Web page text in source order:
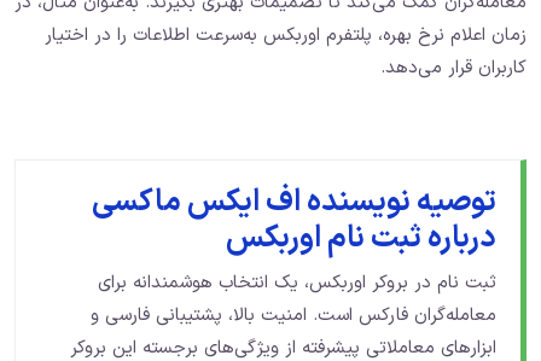
زمان اعلام نرخ بهره، پلتفرم اوربکس به‌سرعت اطلاعات را در اختیار
کاربران قرار می‌دهد.
توصیه نویسنده اف ایکس ماکسی
درباره ثبت نام اوربکس
ثبت نام در بروکر اوربکس، یک انتخاب هوشمندانه برای
معامله‌گران فارکس است. امنیت بالا، پشتیبانی فارسی و
ابزارهای معاملاتی پیشرفته از ویژگی‌های برجسته این بروکر